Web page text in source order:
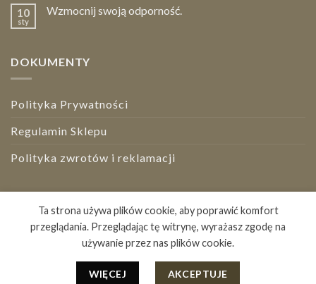
10
sty
Wzmocnij swoją odporność.
DOKUMENTY
Polityka Prywatności
Regulamin Sklepu
Polityka zwrotów i reklamacji
Bezpieczne płatności
Copyright 2026 ©
Ta strona używa plików cookie, aby poprawić komfort
przeglądania. Przeglądając tę witrynę, wyrażasz zgodę na
używanie przez nas plików cookie.